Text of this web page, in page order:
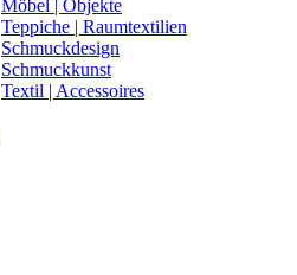
Möbel | Objekte
Teppiche | Raumtextilien
Schmuckdesign
Schmuckkunst
Textil | Accessoires